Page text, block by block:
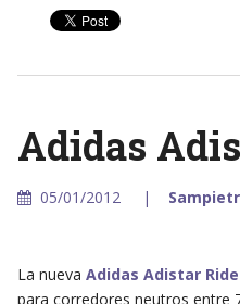
Adidas
05/01/2012
La nueva Adidas Adistar
para corredores neutros entre